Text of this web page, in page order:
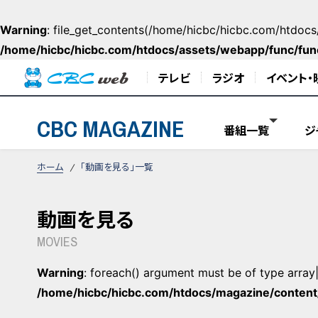
Warning: file_get_contents(/home/hicbc/hicbc.com/
/home/hicbc/hicbc.com/htdocs/assets/webapp/func/
テレビ ラジオ イベント
CBC MAGAZINE 番組一覧
ホーム 「動画を見る」一覧
動画を見る
MOVIES
Warning: foreach() argument must be of type
/home/hicbc/hicbc.com/htdocs/magazine/